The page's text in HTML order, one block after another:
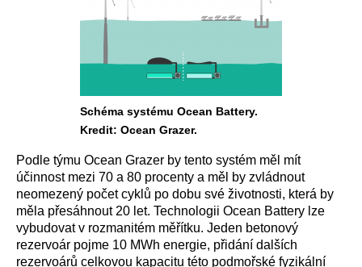
Schéma systému Ocean Battery.
Kredit: Ocean Grazer.
Podle týmu Ocean Grazer by tento systém měl mít
účinnost mezi 70 a 80 procenty a měl by zvládnout
neomezený počet cyklů po dobu své životnosti, která by
měla přesáhnout 20 let. Technologii Ocean Battery lze
vybudovat v rozmanitém měřítku. Jeden betonový
rezervoár pojme 10 MWh energie, přidání dalších
rezervoárů celkovou kapacitu této podmořské fyzikální